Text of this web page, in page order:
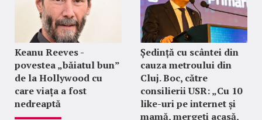
Keanu Reeves -
povestea „băiatul bun”
de la Hollywood cu
care viața a fost
nedreaptă
Ședință cu scântei din
cauza metroului din
Cluj. Boc, către
consilierii USR: „Cu 10
like-uri pe internet și
mamă, mergeți acasă,